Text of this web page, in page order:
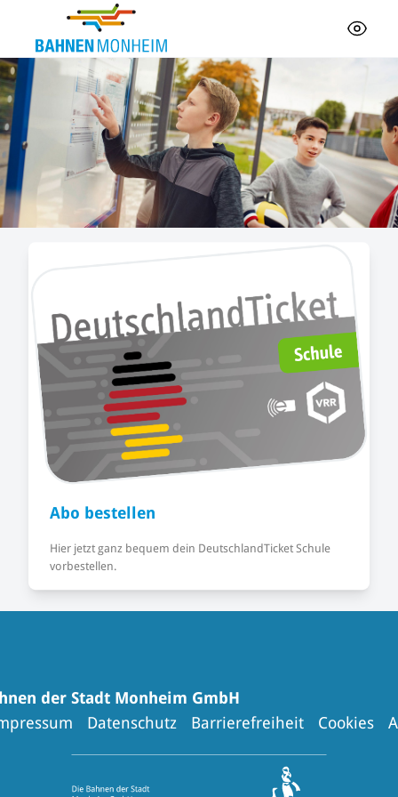
Abo bestellen
Hier jetzt ganz bequem dein DeutschlandTicket Schule
vorbestellen.
der Stadt Monheim GmbH
Datenschutz Barrierefreiheit Cookies